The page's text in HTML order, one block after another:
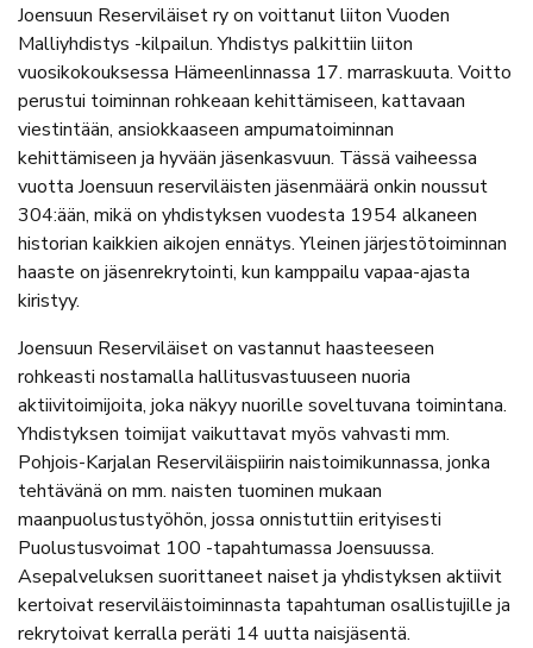
Joensuun Reserviläiset ry on voittanut liiton Vuoden
Malliyhdistys -kilpailun. Yhdistys palkittiin liiton
vuosikokouksessa Hämeenlinnassa 17. marraskuuta. Voitto
perustui toiminnan rohkeaan kehittämiseen, kattavaan
viestintään, ansiokkaaseen ampumatoiminnan
kehittämiseen ja hyvään jäsenkasvuun. Tässä vaiheessa
vuotta Joensuun reserviläisten jäsenmäärä onkin noussut
304:ään, mikä on yhdistyksen vuodesta 1954 alkaneen
historian kaikkien aikojen ennätys. Yleinen järjestötoiminnan
haaste on jäsenrekrytointi, kun kamppailu vapaa-ajasta
kiristyy.
Joensuun Reserviläiset on vastannut haasteeseen
rohkeasti nostamalla hallitusvastuuseen nuoria
aktiivitoimijoita, joka näkyy nuorille soveltuvana toimintana.
Yhdistyksen toimijat vaikuttavat myös vahvasti mm.
Pohjois-Karjalan Reserviläispiirin naistoimikunnassa, jonka
tehtävänä on mm. naisten tuominen mukaan
maanpuolustustyöhön, jossa onnistuttiin erityisesti
Puolustusvoimat 100 -tapahtumassa Joensuussa.
Asepalveluksen suorittaneet naiset ja yhdistyksen aktiivit
kertoivat reserviläistoiminnasta tapahtuman osallistujille ja
rekrytoivat kerralla peräti 14 uutta naisjäsentä.